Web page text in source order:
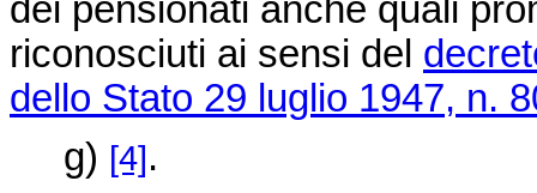
dei pensionati anche quali
riconosciuti ai sensi del
dello Stato 29 luglio 1947, n.
g) [4].